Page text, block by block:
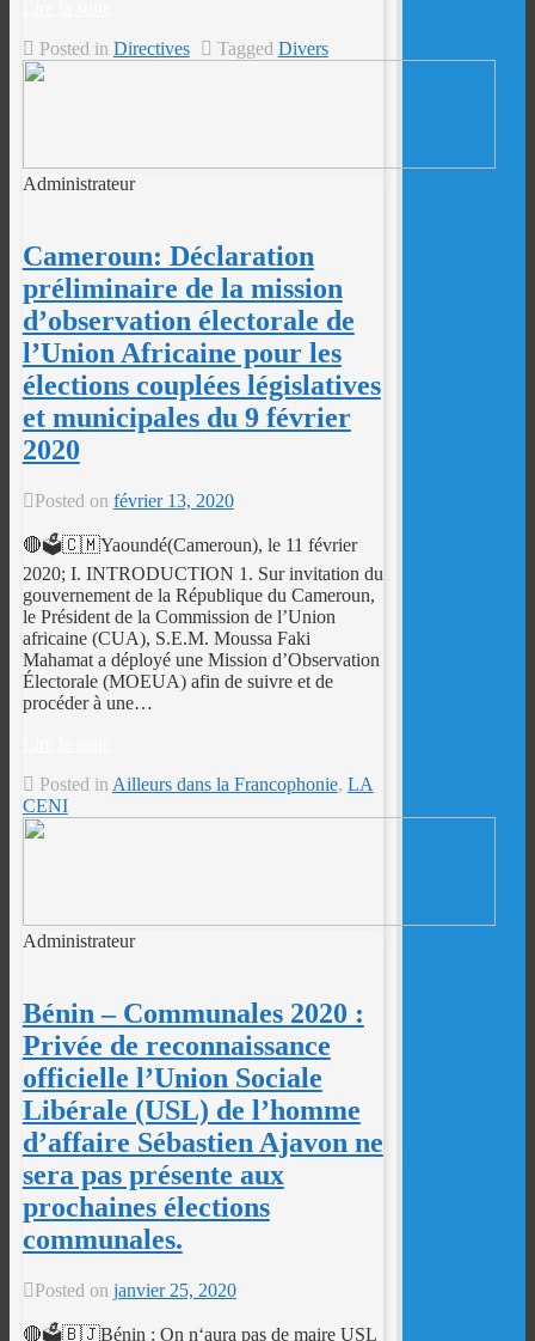
Posted in Directives Tagged Divers
Administrateur
Cameroun: Déclaration
préliminaire de la mission
d’observation électorale de
l’Union Africaine pour les
élections couplées législatives
et municipales du 9 février
2020
Posted on février 13, 2020
🔴🗳️🇨🇲Yaoundé(Cameroun), le 11 février
2020; I. INTRODUCTION 1. Sur invitation du
gouvernement de la République du Cameroun,
le Président de la Commission de l’Union
africaine (CUA), S.E.M. Moussa Faki
Mahamat a déployé une Mission d’Observation
Électorale (MOEUA) afin de suivre et de
procéder à une…
Posted in Ailleurs dans la Francophonie, LA
CENI
Administrateur
Bénin – Communales 2020 :
Privée de reconnaissance
officielle l’Union Sociale
Libérale (USL) de l’homme
d’affaire Sébastien Ajavon ne
sera pas présente aux
prochaines élections
communales.
Posted on janvier 25, 2020
🔴🗳️🇧🇯Bénin : On n‘aura pas de maire USL